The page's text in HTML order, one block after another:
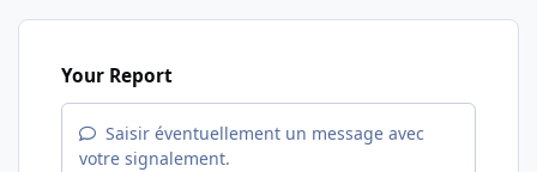
Your Report
Saisir éventuellement un message avec
votre signalement.